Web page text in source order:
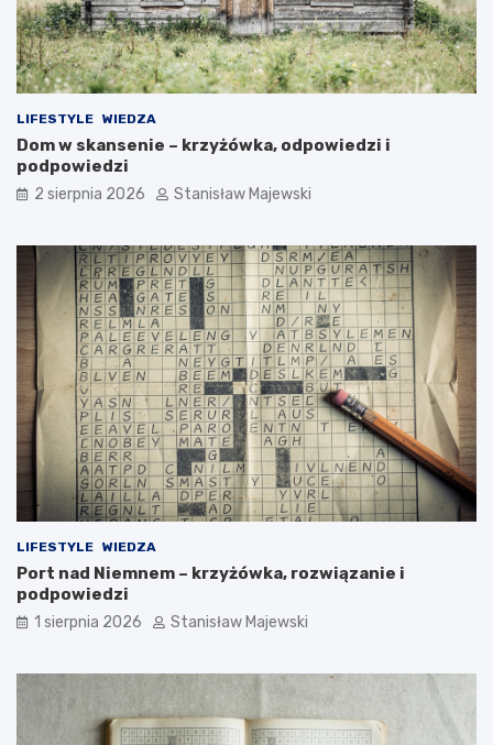
LIFESTYLE WIEDZA
Dom w skansenie – krzyżówka, odpowiedzi i
podpowiedzi
2 sierpnia 2026 Stanisław Majewski
LIFESTYLE WIEDZA
Port nad Niemnem – krzyżówka, rozwiązanie i
podpowiedzi
1 sierpnia 2026 Stanisław Majewski